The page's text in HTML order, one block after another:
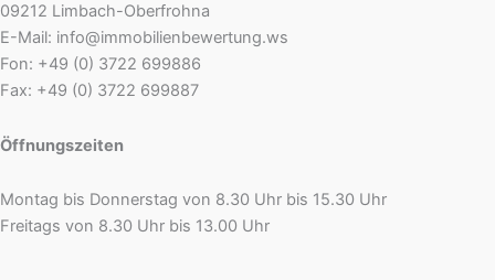
09212 Limbach-Oberfrohna
E-Mail: info@immobilienbewertung.ws
Fon: +49 (0) 3722 699886
Fax: +49 (0) 3722 699887
Öffnungszeiten
Montag bis Donnerstag von 8.30 Uhr bis 15.30 Uhr
Freitags von 8.30 Uhr bis 13.00 Uhr